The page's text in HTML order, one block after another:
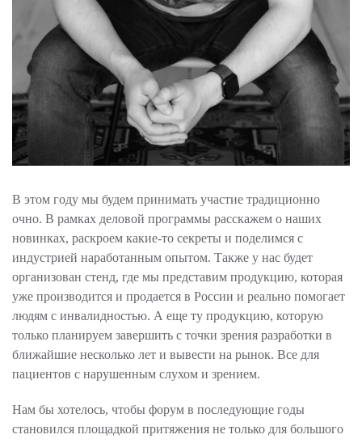
В этом году мы будем принимать участие традиционно
очно. В рамках деловой программы расскажем о наших
новинках, раскроем какие-то секреты и поделимся с
индустрией наработанным опытом. Также у нас будет
организован стенд, где мы представим продукцию, которая
уже производится и продается в России и реально помогает
людям с инвалидностью. А еще ту продукцию, которую
только планируем завершить с точки зрения разработки в
ближайшие несколько лет и вывести на рынок. Все для
пациентов с нарушенным слухом и зрением.
Нам бы хотелось, чтобы форум в последующие годы
становился площадкой притяжения не только для большого